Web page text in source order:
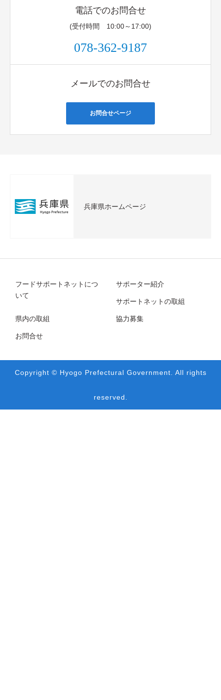
電話でのお問合せ
(受付時間 10:00～17:00)
078-362-9187
メールでのお問合せ
お問合せページ
兵庫県ホームページ
フードサポートネットにつ
いて
サポーター紹介
サポートネットの取組
県内の取組 協力募集
お問合せ
Copyright © Hyogo Prefectural Government. All rights
reserved.